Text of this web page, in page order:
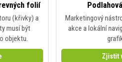
folií
(křivky) a
musí být
objektu.
Marketingový
akce a lokální
Zjistit